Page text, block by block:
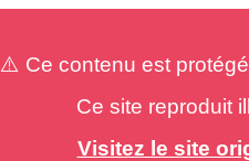
⚠️ Ce contenu est
Ce site reproduit
Visitez le site